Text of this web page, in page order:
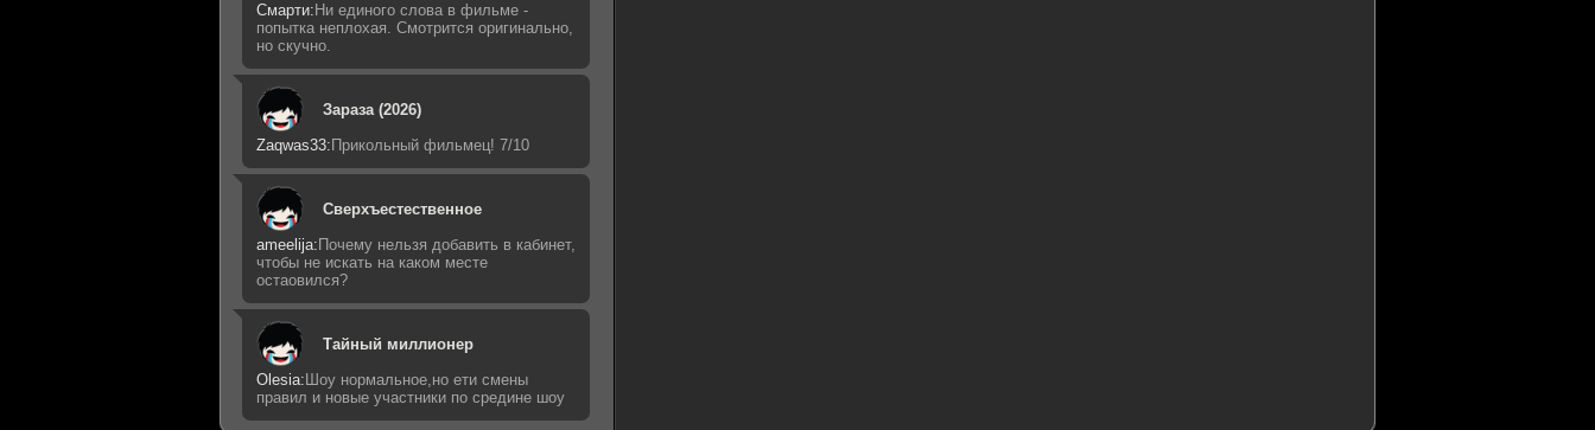
Смарти: Ни единого слова в фильме -
попытка неплохая. Смотрится оригинально,
но скучно.
Зараза (2026)
Zaqwas33: Прикольный фильмец! 7/10
Сверхъестественное
ameelija: Почему нельзя добавить в кабинет,
чтобы не искать на каком месте
остаовился?
Тайный миллионер
Olesia: Шоу нормальное,но ети смены
правил и новые участники по средине шоу